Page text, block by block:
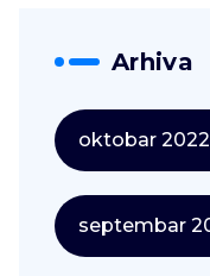
Arhiva
oktobar 2022
septembar